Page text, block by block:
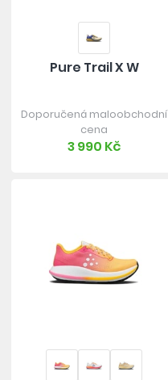
Pure Trail X W
Doporučená maloobchodní
cena
3 990 Kč